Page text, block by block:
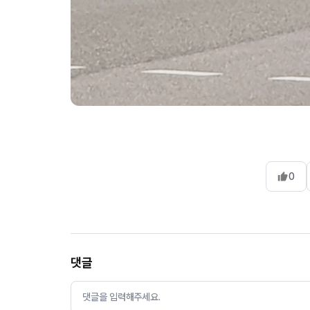
0
댓글
댓글을 입력해주세요.